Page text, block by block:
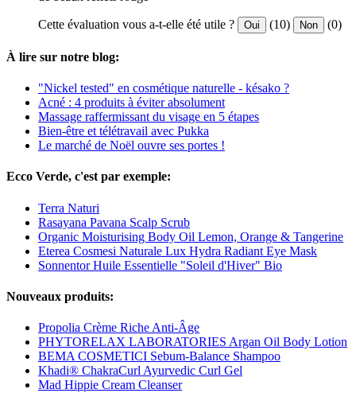
Cette évaluation vous a-t-elle été utile ? Oui (10) Non (0)
À lire sur notre blog:
"Nickel tested" en cosmétique naturelle - késako ?
Acné : 4 produits à éviter absolument
Massage raffermissant du visage en 5 étapes
Bien-être et télétravail avec Pukka
Le marché de Noël ouvre ses portes !
Ecco Verde, c'est par exemple:
Terra Naturi
Rasayana Pavana Scalp Scrub
Organic Moisturising Body Oil Lemon, Orange & Tangerine
Eterea Cosmesi Naturale Lux Hydra Radiant Eye Mask
Sonnentor Huile Essentielle "Soleil d'Hiver" Bio
Nouveaux produits:
Propolia Crème Riche Anti-Âge
PHYTORELAX LABORATORIES Argan Oil Body Lotion
BEMA COSMETICI Sebum-Balance Shampoo
Khadi® ChakraCurl Ayurvedic Curl Gel
Mad Hippie Cream Cleanser